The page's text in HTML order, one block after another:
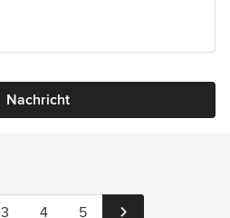
Nachricht
3 4 5